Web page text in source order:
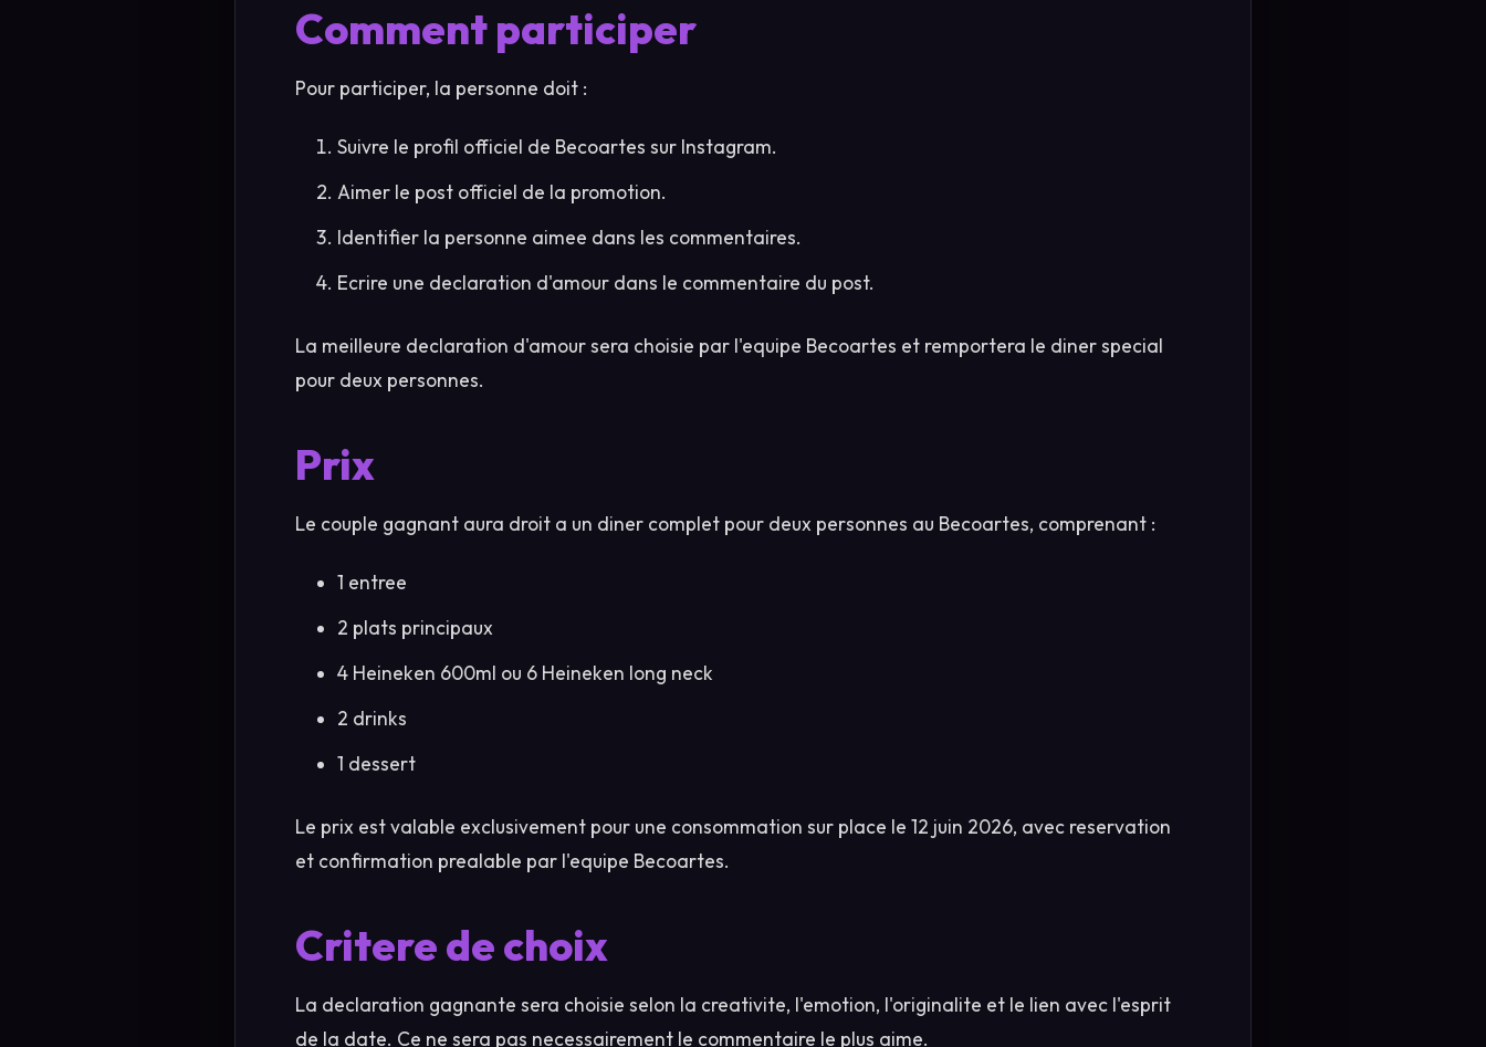
Comment participer
Pour participer, la personne doit :
Suivre le profil officiel de Becoartes sur Instagram.
Aimer le post officiel de la promotion.
Identifier la personne aimee dans les commentaires.
Ecrire une declaration d'amour dans le commentaire du post.
La meilleure declaration d'amour sera choisie par l'equipe Becoartes et remportera le diner special
pour deux personnes.
Prix
Le couple gagnant aura droit a un diner complet pour deux personnes au Becoartes, comprenant :
1 entree
2 plats principaux
4 Heineken 600ml ou 6 Heineken long neck
2 drinks
1 dessert
Le prix est valable exclusivement pour une consommation sur place le 12 juin 2026, avec reservation
et confirmation prealable par l'equipe Becoartes.
Critere de choix
La declaration gagnante sera choisie selon la creativite, l'emotion, l'originalite et le lien avec l'esprit
de la date. Ce ne sera pas necessairement le commentaire le plus aime.